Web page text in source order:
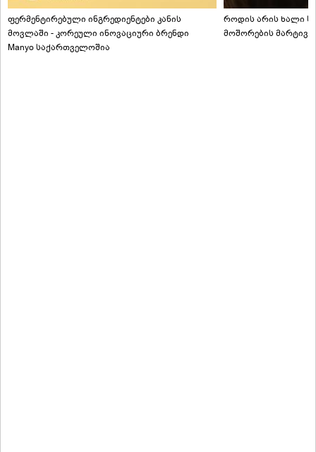
ფერმენტირებული ინგრედიენტები კანის
მოვლაში - კორეული ინოვაციური ბრენდი
Manyo საქართველოშია
როდის არის ხალი
მოშორების